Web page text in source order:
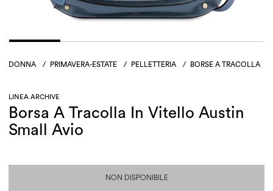
DONNA / PRIMAVERA-ESTATE / PELLETTERIA / BORSE A TRACOLLA
LINEA ARCHIVE
Borsa A Tracolla In Vitello Austin
Small Avio
NON DISPONIBILE